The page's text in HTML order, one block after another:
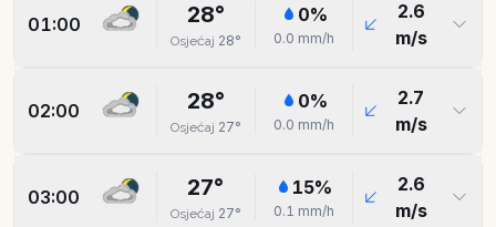
01:00 28°
Osjećaj 28°
0%
0.0 mm/h
2.6
m/s
02:00 28°
Osjećaj 27°
0%
0.0 mm/h
2.7
m/s
03:00 27°
Osjećaj 27°
15%
0.1 mm/h
2.6
m/s